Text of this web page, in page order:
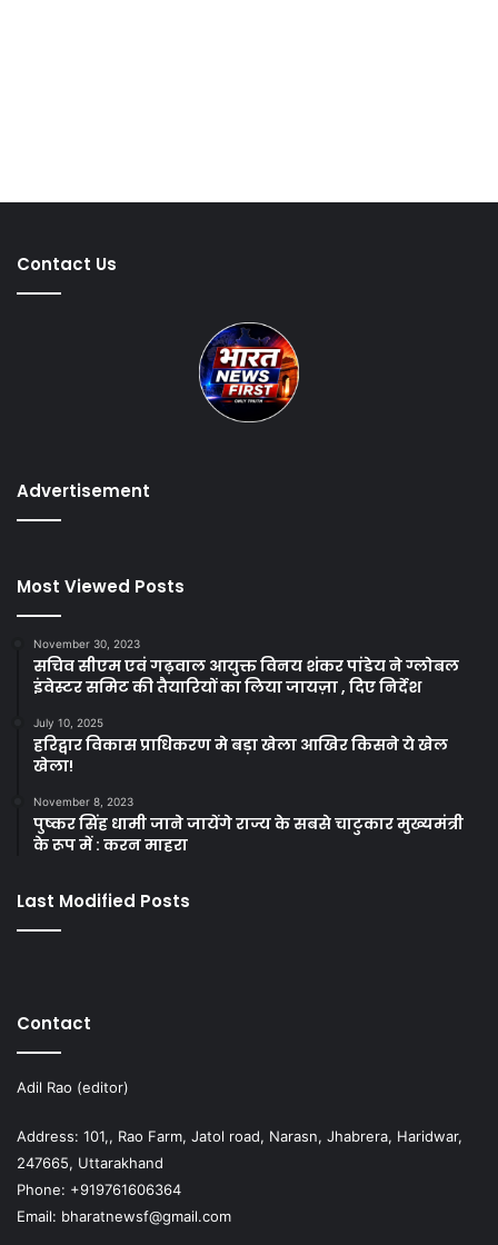
Contact Us
Advertisement
Most Viewed Posts
November 30, 2023
सचिव सीएम एवं गढ़वाल आयुक्त विनय शंकर पांडेय ने ग्लोबल
इंवेस्टर समिट की तैयारियों का लिया जायज़ा , दिए निर्देश
July 10, 2025
हरिद्वार विकास प्राधिकरण मे बड़ा खेला आखिर किसने ये खेल
खेला!
November 8, 2023
पुष्कर सिंह धामी जाने जायेंगे राज्य के सबसे चाटुकार मुख्यमंत्री
के रूप में : करन माहरा
Last Modified Posts
Contact
Adil Rao (editor)
Address: 101,, Rao Farm, Jatol road, Narasn, Jhabrera, Haridwar,
247665, Uttarakhand
Phone: +919761606364
Email: bharatnewsf@gmail.com